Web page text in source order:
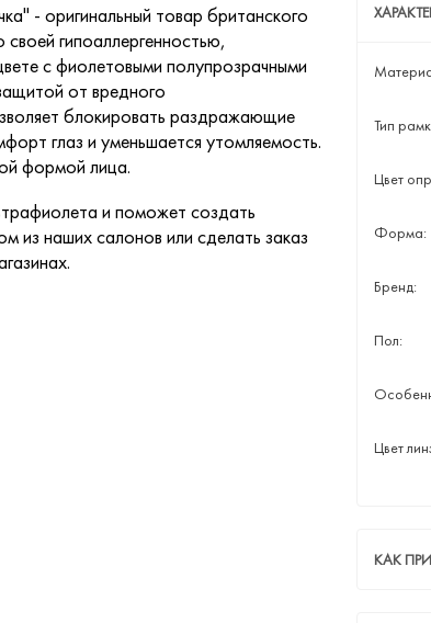
Тип
Цвет
Форма:
Бренд:
Пол:
Цвет
КАК
- оригинальный товар британского
гипоаллергенностью,
с фиолетовыми полупрозрачными
от вредного
блокировать раздражающие
глаз и уменьшается утомляемость.
формой лица.
и поможет создать
из наших салонов или сделать заказ